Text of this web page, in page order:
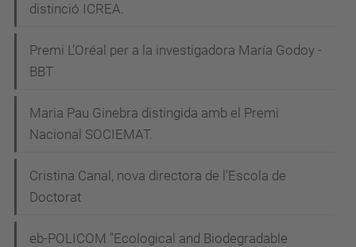
distinció ICREA.
Premi L’Oréal per a la investigadora María Godoy -
BBT
Maria Pau Ginebra distingida amb el Premi
Nacional SOCIEMAT.
Cristina Canal, nova directora de l’Escola de
Doctorat
eb-POLICOM "Ecological and Biodegradable